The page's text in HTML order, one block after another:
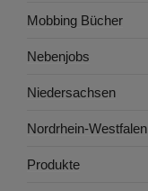
Mobbing Bücher
Nebenjobs
Niedersachsen
Nordrhein-Westfalen
Produkte